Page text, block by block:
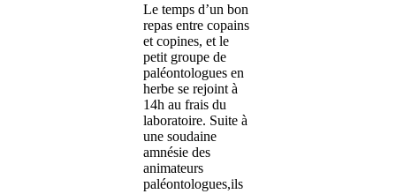
Le temps d’un bon
repas entre copains
et copines, et le
petit groupe de
paléontologues en
herbe se rejoint à
14h au frais du
laboratoire. Suite à
une soudaine
amnésie des
animateurs
paléontologues,ils